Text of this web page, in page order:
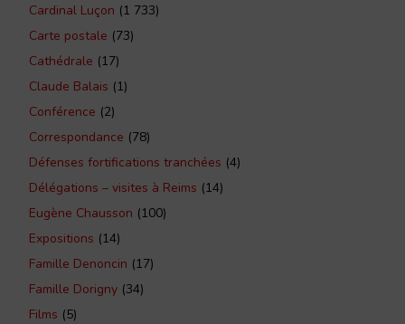
Cardinal Luçon (1 733)
Carte postale (73)
Cathédrale (17)
Claude Balais (1)
Conférence (2)
Correspondance (78)
Défenses fortifications tranchées (4)
Délégations – visites à Reims (14)
Eugène Chausson (100)
Expositions (14)
Famille Denoncin (17)
Famille Dorigny (34)
Films (5)